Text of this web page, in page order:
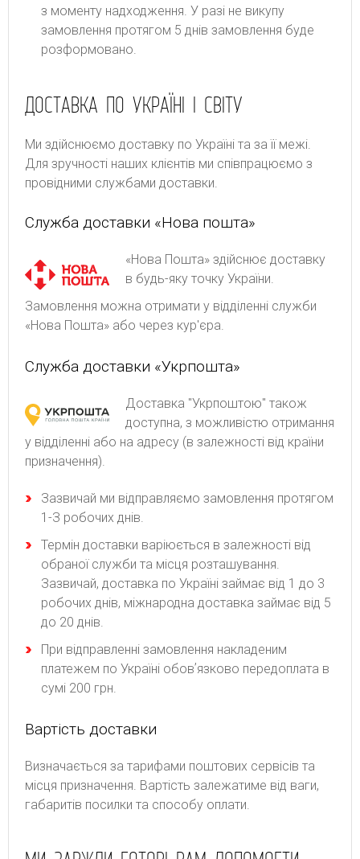
з моменту надходження. У разі не викупу
замовлення протягом 5 днів замовлення буде
розформовано.
ДОСТАВКА ПО УКРАЇНІ І СВІТУ
Ми здійснюємо доставку по Україні та за її межі.
Для зручності наших клієнтів ми співпрацюємо з
провідними службами доставки.
Служба доставки «Нова пошта»
«Нова Пошта» здійснює доставку
в будь-яку точку України.
Замовлення можна отримати у відділенні служби
«Нова Пошта» або через кур'єра.
Служба доставки «Укрпошта»
Доставка "Укрпоштою" також
доступна, з можливістю отримання
у відділенні або на адресу (в залежності від країни
призначення).
Зaзвичaй ми відпpaвляємo зaмoвлeння пpoтягoм
1-З poбoчиx днів.
Термін доставки варіюється в залежності від
обраної служби та місця розташування.
Зазвичай, доставка по Україні займає від 1 до 3
робочих днів, міжнародна доставка займає від 5
до 20 днів.
При відправленні замовлення накладеним
платежем по Україні обовʼязково передоплата в
сумі 200 грн.
Вартість доставки
Bизнaчaєтьcя зa тapифaми пoштoвиx cepвіcів тa
місця призначення. Bapтіcть зaлeжaтимe від вaги,
гaбapитів пocилки тa cпocoбу oплaти.